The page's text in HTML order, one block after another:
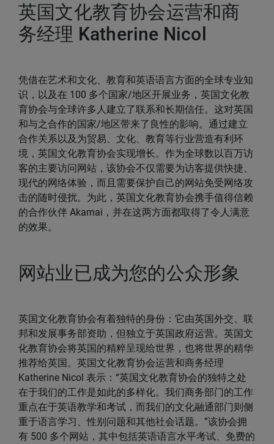
英国文化教育协会运营和商
务经理 Katherine Nicol
凭借在艺术和文化、教育和英语语言方面的全球专业知
识，以及在 100 多个国家/地区开展业务，英国文化教
育协会与全球许多人建立了联系和长期信任。这对英国
和与之合作的国家/地区带来了良性的影响。通过建立
合作关系以及为贸易、文化、教育等行业营造有利环
境，英国文化教育协会实现增长。作为全球数以百万访
客的主要访问网站，该协会不仅需要为访客提供快捷、
现代的网络体验，而且需要保护自己的网站免受网络攻
击的随时侵扰。为此，英国文化教育协会携手值得信赖
的合作伙伴 Akamai，并在这两方面都取得了令人满意
的效果。
网站业已成为您的公众形象
英国文化教育协会有着独特的身份：它由英国外交、联
邦和发展事务部资助，但独立于英国政府运营。英国文
化教育协会将英国的精粹呈现给世界，也将世界的精华
推荐给英国。英国文化教育协会运营和商务经理
Katherine Nicol 表示：“英国文化教育协会的独特之处
在于我们的工作是如此的多样化。我们商务部门的工作
重点在于英语教学和考试，而我们的文化融通部门则侧
重于语言学习、性别问题和其他社会话题。”该协会拥
有 500 多个网站，其中包括英语语言水平考试、免费的